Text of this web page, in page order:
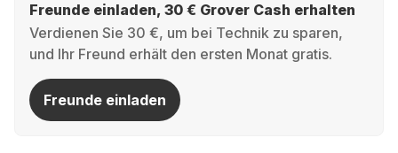
Freunde einladen, 30 € Grover Cash erhalten
Verdienen Sie 30 €, um bei Technik zu sparen,
und Ihr Freund erhält den ersten Monat gratis.
Freunde einladen